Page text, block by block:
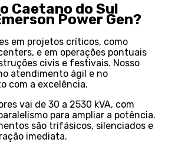
Caetano do Sul
Power Gen?
em projetos críticos, como
e em operações pontuais
civis e festivais. Nosso
atendimento ágil e no
com a excelência.
vai de 30 a 2530 kVA, com
para ampliar a potência.
são trifásicos, silenciados e
imediata.